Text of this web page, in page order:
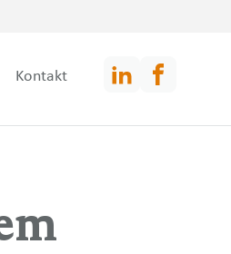
Kontakt